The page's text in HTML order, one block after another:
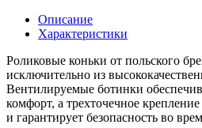
Описание
Характеристики
Роликовые коньки от польского
исключительно из
Вентилируемые ботинки
комфорт, а трехточечное
и гарантирует безопасность во